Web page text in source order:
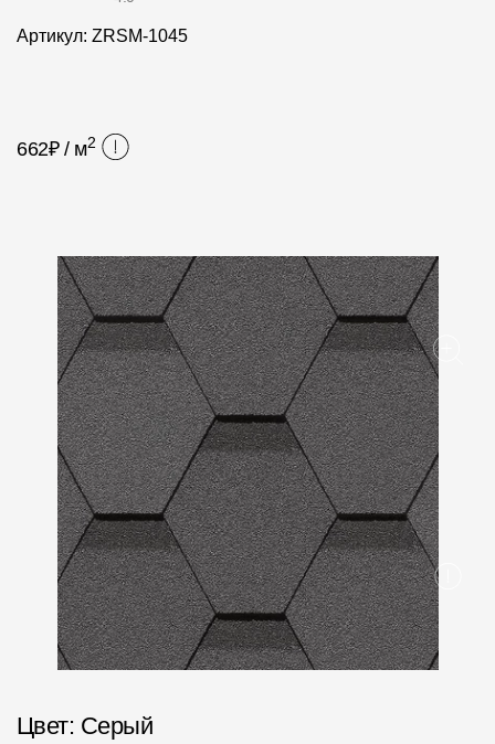
Пленки и мембраны
Однослойная черепица
Ламинированная черепица
Комплектующие к кровле
Кровельная вентиляция
Водостоки
Пластиковые водосточные системы
Металлические водосточные системы
Водосборник
Чердачные лестницы
Документация
Артикул: ZRSM-1045
662₽ / м2
Цвет: Серый